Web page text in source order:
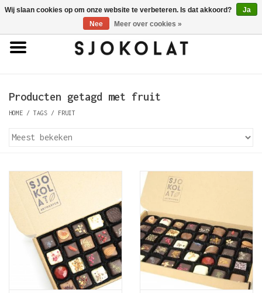
0 Artikelen - €0,00
Tabletten
Porselein
Producten getagd met fruit
HOME / TAGS / FRUIT
Wij slaan cookies op om onze website te verbeteren. Is dat akkoord?
Ja
Nee
Meer over cookies »